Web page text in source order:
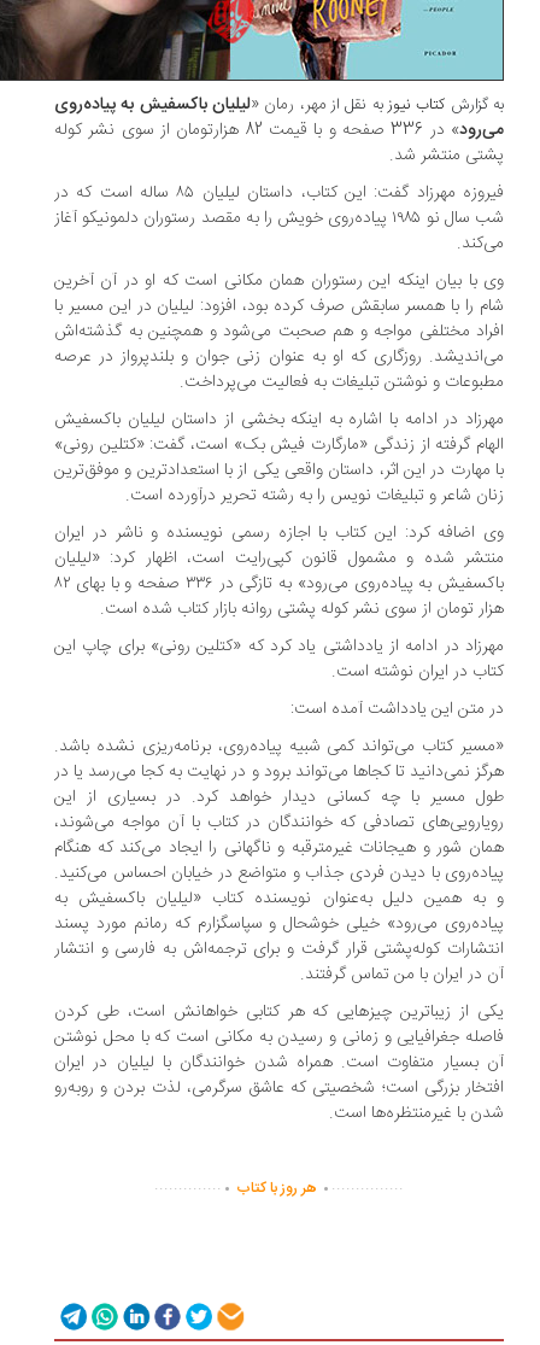
گزارش کتاب نیوز به نقل از مهر، رمان « لیلیان باکسفیش به پیاده‌روی
» در 336 صفحه و با قیمت 82 هزارتومان از سوی نشر کوله
منتشر شد.
فیروزه مهرزاد گفت: این کتاب، داستان لیلیان ۸۵ ساله است که در
شب سال نو ۱۹۸۵ پیاده‌روی خویش را به مقصد رستوران دلمونیکو آغاز
با بیان اینکه این رستوران همان مکانی است که او در آن آخرین
را با همسر سابقش صرف کرده بود، افزود: لیلیان در این مسیر با
مختلفی مواجه و هم صحبت می‌شود و همچنین به گذشته‌اش
روزگاری که او به عنوان زنی جوان و بلندپرواز در عرصه
و نوشتن تبلیغات به فعالیت می‌پرداخت.
در ادامه با اشاره به اینکه بخشی از داستان لیلیان باکسفیش
گرفته از زندگی «مارگارت فیش بک» است، گفت: «کتلین رونی»
مهارت در این اثر، داستان واقعی یکی از با استعدادترین و موفق‌ترین
شاعر و تبلیغات نویس را به رشته تحریر درآورده است.
اضافه کرد: این کتاب با اجازه رسمی نویسنده و ناشر در ایران
شده و مشمول قانون کپی‌رایت است، اظهار کرد: «لیلیان
باکسفیش به پیاده‌روی می‌رود» به تازگی در ۳۳۶ صفحه و با بهای ۸۲
تومان از سوی نشر کوله پشتی روانه بازار کتاب شده است.
در ادامه از یادداشتی یاد کرد که «کتلین رونی» برای چاپ این
در ایران نوشته است.
متن این یادداشت آمده است:
کتاب می‌تواند کمی شبیه پیاده‌روی، برنامه‌ریزی نشده باشد.
نمی‌دانید تا کجاها می‌تواند برود و در نهایت به کجا می‌رسد یا در
مسیر با چه کسانی دیدار خواهد کرد. در بسیاری از این
تصادفی که خوانندگان در کتاب با آن مواجه می‌شوند،
شور و هیجانات غیرمترقبه و ناگهانی را ایجاد می‌کند که هنگام
با دیدن فردی جذاب و متواضع در خیابان احساس می‌کنید.
همین دلیل به‌عنوان نویسنده کتاب «لیلیان باکسفیش به
می‌رود» خیلی خوشحال و سپاسگزارم که رمانم مورد پسند
کوله‌پشتی قرار گرفت و برای ترجمه‌اش به فارسی و انتشار
در ایران با من تماس گرفتند.
از زیباترین چیزهایی که هر کتابی خواهانش است، طی کردن
جغرافیایی و زمانی و رسیدن به مکانی است که با محل نوشتن
بسیار متفاوت است. همراه شدن خوانندگان با لیلیان در ایران
بزرگی است؛ شخصیتی که عاشق سرگرمی، لذت بردن و روبه‌رو
با غیرمنتظره‌ها است.
...............
. هر روز با کتاب .
..............